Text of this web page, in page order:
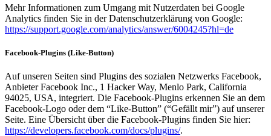
Mehr Informationen zum Umgang mit Nutzerdaten bei Google
Analytics finden Sie in der Datenschutzerklärung von Google:
https://support.google.com/analytics/answer/6004245?hl=de
Facebook-Plugins (Like-Button)
Auf unseren Seiten sind Plugins des sozialen Netzwerks Facebook,
Anbieter Facebook Inc., 1 Hacker Way, Menlo Park, California
94025, USA, integriert. Die Facebook-Plugins erkennen Sie an dem
Facebook-Logo oder dem “Like-Button” (“Gefällt mir”) auf unserer
Seite. Eine Übersicht über die Facebook-Plugins finden Sie hier:
https://developers.facebook.com/docs/plugins/.